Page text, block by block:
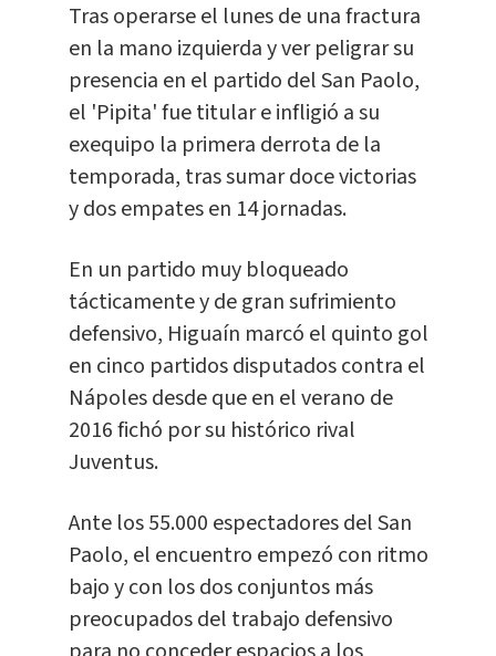
Tras operarse el lunes de una fractura
en la mano izquierda y ver peligrar su
presencia en el partido del San Paolo,
el 'Pipita' fue titular e infligió a su
exequipo la primera derrota de la
temporada, tras sumar doce victorias
y dos empates en 14 jornadas.
En un partido muy bloqueado
tácticamente y de gran sufrimiento
defensivo, Higuaín marcó el quinto gol
en cinco partidos disputados contra el
Nápoles desde que en el verano de
2016 fichó por su histórico rival
Juventus.
Ante los 55.000 espectadores del San
Paolo, el encuentro empezó con ritmo
bajo y con los dos conjuntos más
preocupados del trabajo defensivo